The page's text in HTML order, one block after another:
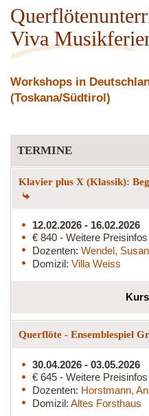
Viva
Workshops in
(Toskana/Südtirol)
TERMINE
Klavier plus X (Klassik):
12.02.2026 - 16.02.2026
€ 840 - Weitere Preisinfos
Dozenten: Wendel,
Domizil: Villa Weiss
Querflöte - Ensemblespiel
30.04.2026 - 03.05.2026
€ 645 - Weitere Preisinfos
Dozenten: Horstmann,
Domizil: Altes Forsthaus